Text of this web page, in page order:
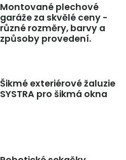
Montované plechové
garáže za skvělé ceny -
různé rozměry, barvy a
způsoby provedení.
Šikmé exteriérové žaluzie
SYSTRA pro šikmá okna